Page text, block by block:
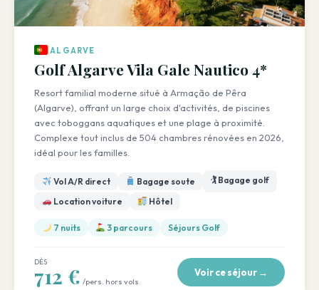
ALGARVE
Golf Algarve Vila Gale Nautico 4*
Resort familial moderne situé à Armação de Pêra
(Algarve), offrant un large choix d'activités, de piscines
avec toboggans aquatiques et une plage à proximité.
Complexe tout inclus de 504 chambres rénovées en 2026,
idéal pour les familles.
Vol A/R direct Bagage soute
🏌️ Bagage golf
Location voiture
Hôtel
7 nuits 3 parcours Séjours Golf
DÈS
712 € /pers. hors vols
Voir ce séjour →